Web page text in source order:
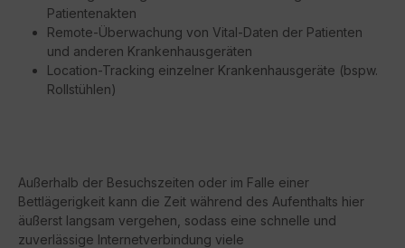
Patientenakten
Remote-Überwachung von Vital-Daten der Patienten
und anderen Krankenhausgeräten
Location-Tracking einzelner Krankenhausgeräte (bspw.
Rollstühlen)
Außerhalb der Besuchszeiten oder im Falle einer
Bettlägerigkeit kann die Zeit während des Aufenthalts hier
äußerst langsam vergehen, sodass eine schnelle und
zuverlässige Internetverbindung viele